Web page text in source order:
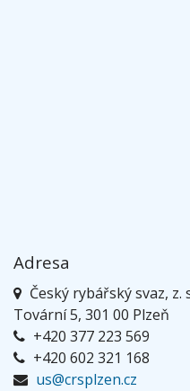
Adresa
Český rybářský svaz, z.
Tovární 5, 301 00 Plzeň
+420 377 223 569
+420 602 321 168
us@crsplzen.cz